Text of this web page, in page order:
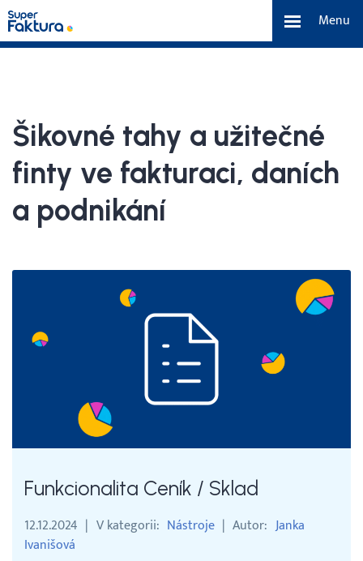
Menu
Ceník
O nás
Blog
Vyhledávání
Čeština
Čeština
English
Šikovné tahy a užitečné
finty ve fakturaci, daních
a podnikání
Funkcionalita Ceník / Sklad
12.12.2024 V kategorii Nástroje Autor Janka
Ivanišová